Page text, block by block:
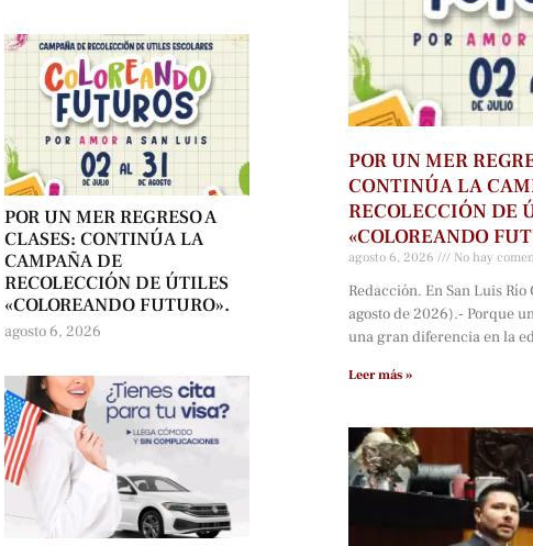
POR UN MER REGRESO A
CLASES: CONTINÚA LA
CAMPAÑA DE
RECOLECCIÓN DE ÚTILES
«COLOREANDO FUTURO».
agosto 6, 2026
POR UN MER
CONTINÚA LA
RECOLECCIÓN DE
«COLOREANDO
agosto 6, 2026 No hay
Redacción. En San Luis
agosto de 2026).- Porque
una gran diferencia en la
Leer más »